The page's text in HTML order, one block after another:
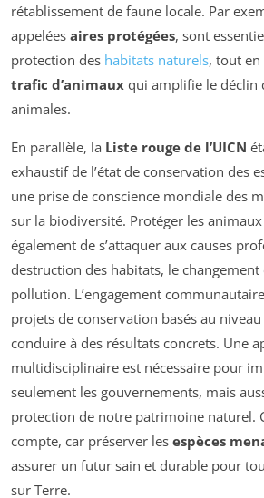
rétablissement de faune locale. Par
appelées aires protégées, sont
protection des habitats naturels, tout
trafic d’animaux qui amplifie le déclin
animales.
En parallèle, la Liste rouge de l’UICN
exhaustif de l’état de conservation des
une prise de conscience mondiale des
sur la biodiversité. Protéger les
également de s’attaquer aux causes
destruction des habitats, le
pollution. L’engagement
projets de conservation basés au
conduire à des résultats concrets. Une
multidisciplinaire est nécessaire pour
seulement les gouvernements, mais
protection de notre patrimoine naturel.
compte, car préserver les espèces
assurer un futur sain et durable pour
sur Terre.